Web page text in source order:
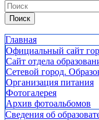
Поиск
Главная
Официальный сайт
Сайт отдела
Сетевой город.
Организация питания
Фотогалерея
Архив фотоальбомов
Сведения об